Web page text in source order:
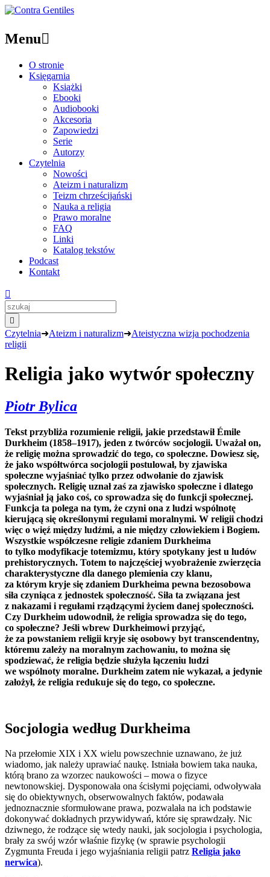
Menu
O stronie
Księgarnia
Książki
Ebooki
Audiobooki
Akcesoria
Zapowiedzi
Serie
Autorzy
Czytelnia
Nowości
Ateizm i naturalizm
Teizm chrześcijański
Nauka a religia
Prawo moralne
FAQ
Linki
Katalog tekstów
Podcast
Kontakt


Czytelnia➜Ateizm i naturalizm➜Ateistyczna wizja pochodzenia
religii
Religia jako wytwór społeczny
Piotr Bylica
Tekst przybliża rozumienie religii, jakie przedstawił Émile
Durkheim (1858‒1917), jeden z twórców socjologii. Uważał on,
że religię można sprowadzić do tego, co społeczne. Dowiesz się,
że jako współtwórca socjologii postulował, by zjawiska
społeczne wyjaśniać tylko przez odwołanie do zjawisk
społecznych. Religię uznał zaś za zjawisko społeczne i dlatego
wyjaśniał ją jako coś, co sprowadza się do funkcji społecznej.
Funkcja ta polega na tym, że czyni ona z ludzi wspólnotę
kierującą się określonymi regułami moralnymi. W religii chodzi
więc o więź między ludźmi, a nie między człowiekiem i Bogiem.
Wszystkie współczesne religie zdaniem Durkheima
to tylko modyfikacje totemizmu, który spotykany jest u ludów
prehistorycznych. Totem to najczęściej wyobrażenie zwierzęcia
charakterystyczne dla danego plemienia czy klanu,
za którym kryje się zdaniem Durkheima pewna bezosobowa
siła czyniąca z jednostek społeczność. Siła ta związana jest
z nakazami i regułami rządzącymi życiem danej społeczności.
Czy Durkheim udowodnił, że religia sprowadza się do tego,
co społeczne? Jeśli wbrew Durkheimowi przyjąć,
że za powstaniem religii kryje się osobowy byt transcendentny,
któremu zależy na moralnym zachowaniu, to można się
spodziewać, że religia będzie służyła łączeniu ludzi
we wspólnoty moralne. Durkheim zatem nie wykazał, a jedynie
założył, że religia redukuje się do tego, co społeczne.
Socjologia według Durkheima
Na przełomie XIX i XX wielu powszechnie uznawano, że już
wiadomo, jak należy uprawiać naukę. Istniała bowiem taka nauka,
którą brano za wzorzec naukowości ‒ mowa o fizyce
newtonowskiej. Dysponowała ona ścisłymi pojęciami, odwoływała
się do obiektywnych, obserwowalnych faktów, podawała
jednoznacznie sformułowane prawa, pozwalała na ich podstawie
dokonywać dokładnych przywidywań, które się sprawdzały. Nic
dziwnego, że rodzące się wtedy nauki, jak socjologia i psychologia,
brały za swój wzór właśnie fizykę (w sprawie psychologii
Zygmunta Freuda i jego wyjaśniania religii patrz Religia jako
nerwica).